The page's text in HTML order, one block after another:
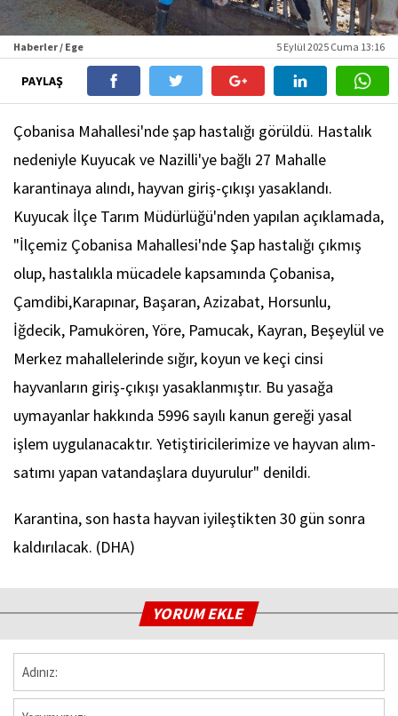
Haberler / Ege 5 Eylül 2025 Cuma 13:16
PAYLAŞ
Çobanisa Mahallesi'nde şap hastalığı görüldü. Hastalık
nedeniyle Kuyucak ve Nazilli'ye bağlı 27 Mahalle
karantinaya alındı, hayvan giriş-çıkışı yasaklandı.
Kuyucak İlçe Tarım Müdürlüğü'nden yapılan açıklamada,
"İlçemiz Çobanisa Mahallesi'nde Şap hastalığı çıkmış
olup, hastalıkla mücadele kapsamında Çobanisa,
Çamdibi,Karapınar, Başaran, Azizabat, Horsunlu,
İğdecik, Pamukören, Yöre, Pamucak, Kayran, Beşeylül ve
Merkez mahallelerinde sığır, koyun ve keçi cinsi
hayvanların giriş-çıkışı yasaklanmıştır. Bu yasağa
uymayanlar hakkında 5996 sayılı kanun gereği yasal
işlem uygulanacaktır. Yetiştiricilerimize ve hayvan alım-
satımı yapan vatandaşlara duyurulur" denildi.
Karantina, son hasta hayvan iyileştikten 30 gün sonra
kaldırılacak. (DHA)
YORUM EKLE